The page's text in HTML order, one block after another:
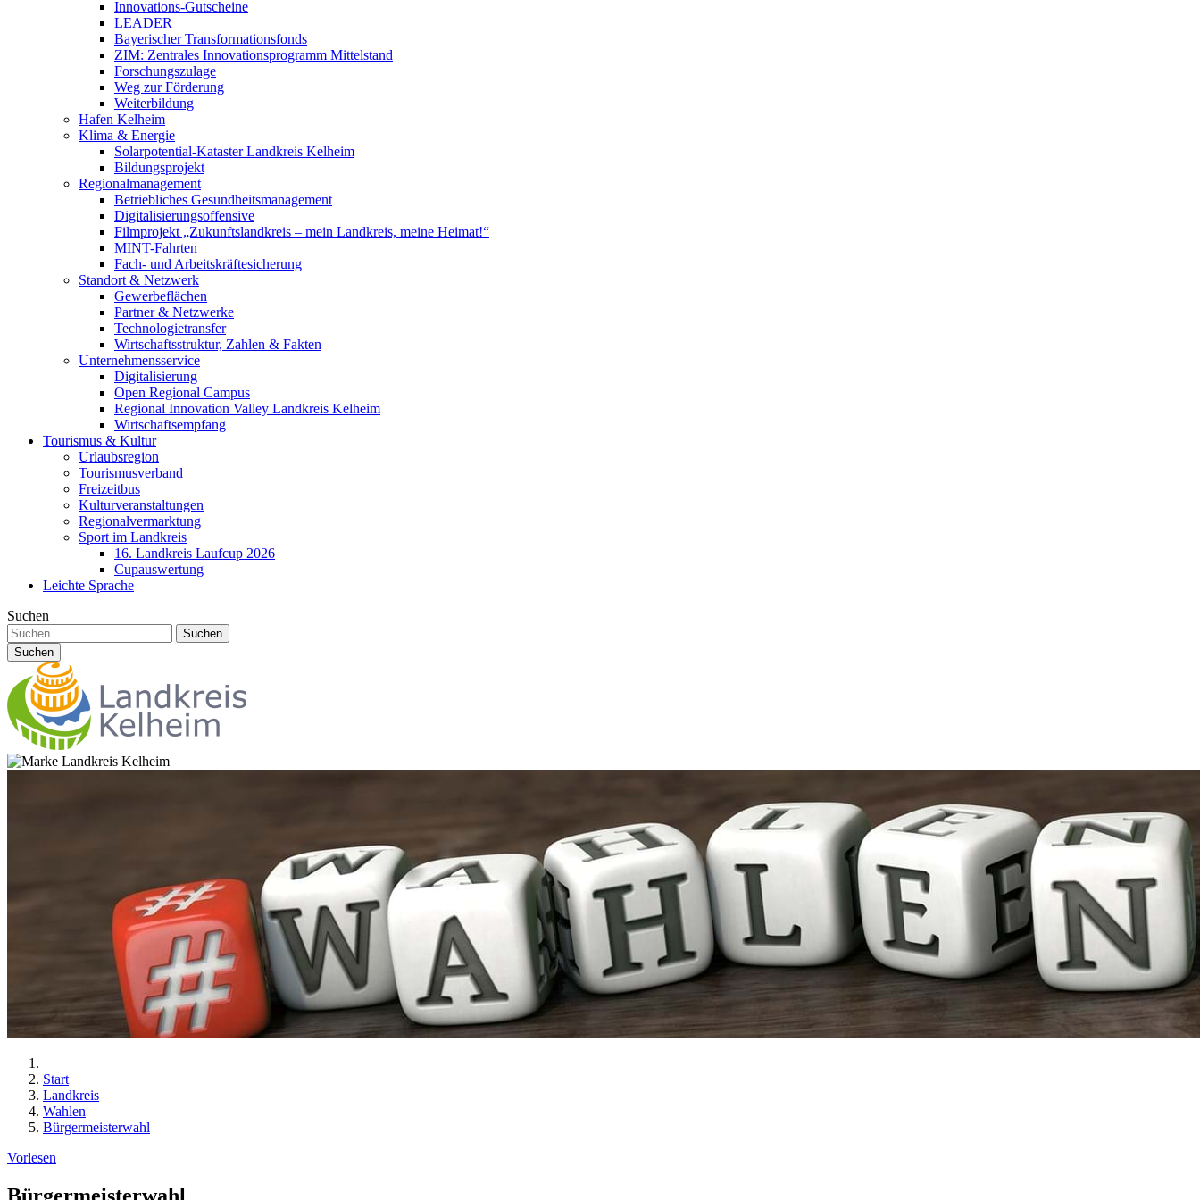
Innovations-Gutscheine
LEADER
Bayerischer Transformationsfonds
ZIM: Zentrales Innovationsprogramm Mittelstand
Forschungszulage
Weg zur Förderung
Weiterbildung
Hafen Kelheim
Klima & Energie
Solarpotential-Kataster Landkreis Kelheim
Bildungsprojekt
Regionalmanagement
Betriebliches Gesundheitsmanagement
Digitalisierungsoffensive
Filmprojekt „Zukunftslandkreis – mein Landkreis, meine Heimat!“
MINT-Fahrten
Fach- und Arbeitskräftesicherung
Standort & Netzwerk
Gewerbeflächen
Partner & Netzwerke
Technologietransfer
Wirtschaftsstruktur, Zahlen & Fakten
Unternehmensservice
Digitalisierung
Open Regional Campus
Regional Innovation Valley Landkreis Kelheim
Wirtschaftsempfang
Tourismus & Kultur
Urlaubsregion
Tourismusverband
Freizeitbus
Kulturveranstaltungen
Regionalvermarktung
Sport im Landkreis
16. Landkreis Laufcup 2026
Cupauswertung
Leichte Sprache
Suchen
Suchen
Suchen
Start
Landkreis
Wahlen
Bürgermeisterwahl
Vorlesen